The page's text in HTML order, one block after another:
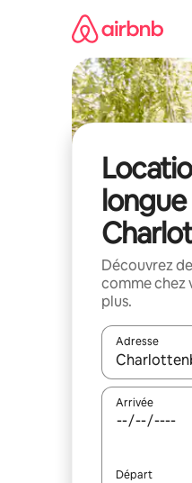
Découvrez
comme chez
plus.
Adresse
Lorsque les
Arrivée
Départ